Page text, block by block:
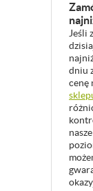
Jeśli
dniu
cenę